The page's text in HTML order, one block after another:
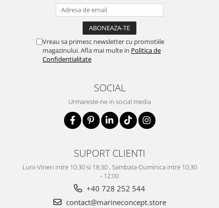
Vreau sa primesc newsletter cu promotiile
magazinului. Afla mai multe in Politica de
Confidentialitate
SOCIAL
Urmareste-ne in social media
SUPORT CLIENTI
Luni-Vineri intre 10:30 si 18:30 , Sambata-Duminica intre 10:30
- 12:00
+40 728 252 544
contact@marineconcept.store